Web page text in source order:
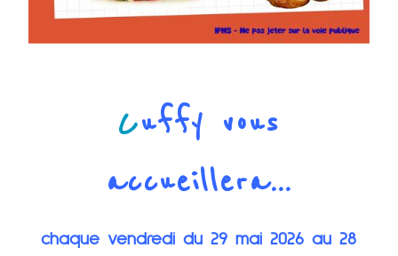
Cuffy vous
accueillera...
chaque vendredi du 29 mai 2026 au 28